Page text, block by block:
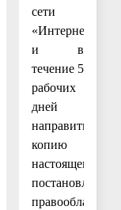
сети
«Интернет»
и в
течение 5
рабочих
дней
направить
копию
настоящего
постановления
правообладателю